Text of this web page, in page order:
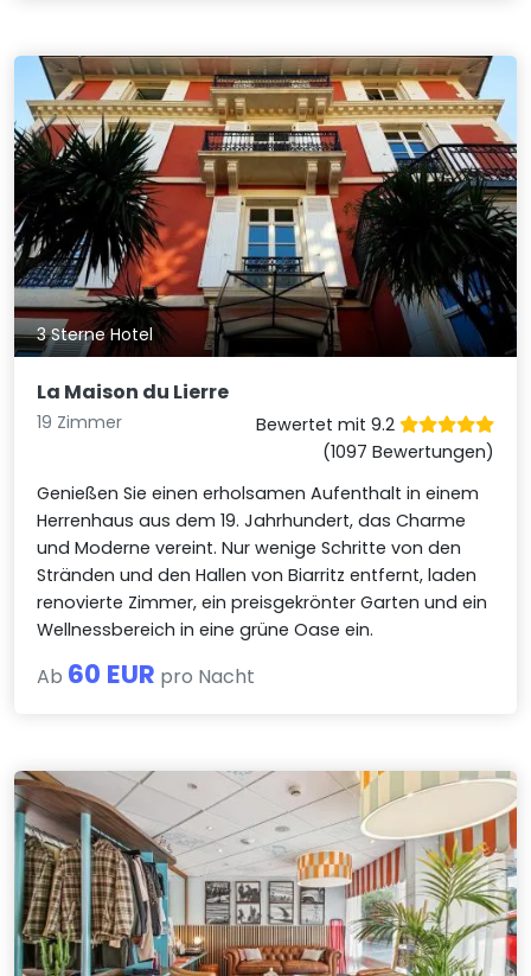
3 Sterne Hotel
La Maison du Lierre
19 Zimmer
Bewertet mit 9.2
(1097 Bewertungen)
Genießen Sie einen erholsamen Aufenthalt in einem
Herrenhaus aus dem 19. Jahrhundert, das Charme
und Moderne vereint. Nur wenige Schritte von den
Stränden und den Hallen von Biarritz entfernt, laden
renovierte Zimmer, ein preisgekrönter Garten und ein
Wellnessbereich in eine grüne Oase ein.
Ab 60 EUR pro Nacht